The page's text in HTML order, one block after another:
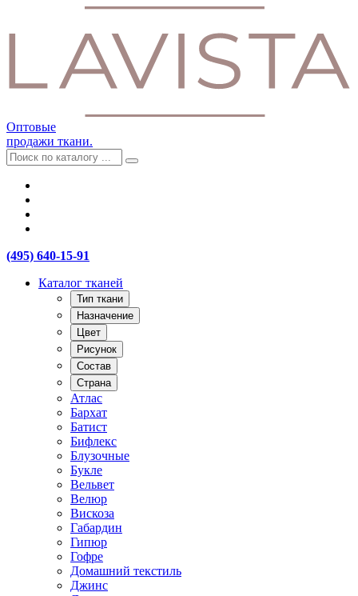
Оптовые
продажи ткани.
(495) 640-15-91
Каталог тканей
Тип ткани
Назначение
Цвет
Рисунок
Состав
Страна
Атлас
Бархат
Батист
Бифлекс
Блузочные
Букле
Вельвет
Велюр
Вискоза
Габардин
Гипюр
Гофре
Домашний текстиль
Джинс